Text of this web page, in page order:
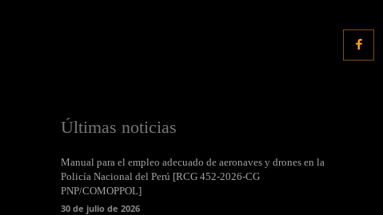
Últimas noticias
Manual para el empleo adecuado de aeronaves y drones en la
Policía Nacional del Perú [RCG 452-2026-CG
PNP/COMOPPOL]
30 de julio de 2026